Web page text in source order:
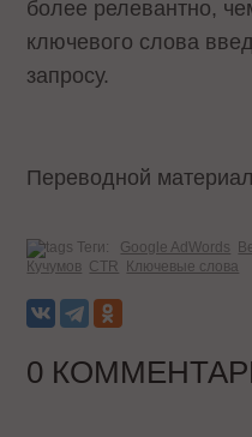
более релевантно,
ключевого слова
запросу.
Переводной
Теги: Google AdWords
Кучумов CTR Ключевые слова
0